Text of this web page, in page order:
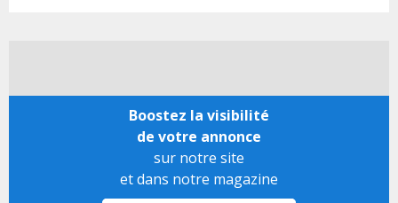
Boostez la visibilité
de votre annonce
sur notre site
et dans notre magazine